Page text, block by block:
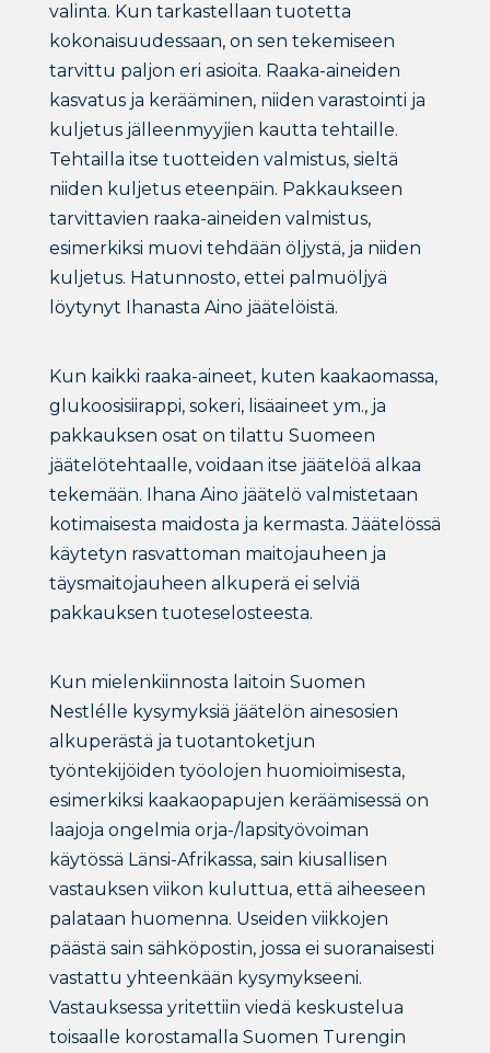
valinta. Kun tarkastellaan tuotetta
kokonaisuudessaan, on sen tekemiseen
tarvittu paljon eri asioita. Raaka-aineiden
kasvatus ja kerääminen, niiden varastointi ja
kuljetus jälleenmyyjien kautta tehtaille.
Tehtailla itse tuotteiden valmistus, sieltä
niiden kuljetus eteenpäin. Pakkaukseen
tarvittavien raaka-aineiden valmistus,
esimerkiksi muovi tehdään öljystä, ja niiden
kuljetus. Hatunnosto, ettei palmuöljyä
löytynyt Ihanasta Aino jäätelöistä.
Kun kaikki raaka-aineet, kuten kaakaomassa,
glukoosisiirappi, sokeri, lisäaineet ym., ja
pakkauksen osat on tilattu Suomeen
jäätelötehtaalle, voidaan itse jäätelöä alkaa
tekemään. Ihana Aino jäätelö valmistetaan
kotimaisesta maidosta ja kermasta. Jäätelössä
käytetyn rasvattoman maitojauheen ja
täysmaitojauheen alkuperä ei selviä
pakkauksen tuoteselosteesta.
Kun mielenkiinnosta laitoin Suomen
Nestlélle kysymyksiä jäätelön ainesosien
alkuperästä ja tuotantoketjun
työntekijöiden työolojen huomioimisesta,
esimerkiksi kaakaopapujen keräämisessä on
laajoja ongelmia orja-/lapsityövoiman
käytössä Länsi-Afrikassa, sain kiusallisen
vastauksen viikon kuluttua, että aiheeseen
palataan huomenna. Useiden viikkojen
päästä sain sähköpostin, jossa ei suoranaisesti
vastattu yhteenkään kysymykseeni.
Vastauksessa yritettiin viedä keskustelua
toisaalle korostamalla Suomen Turengin